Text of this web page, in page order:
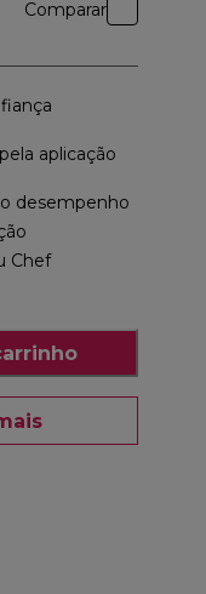
Comparar
aplicação
desempenho
Chef